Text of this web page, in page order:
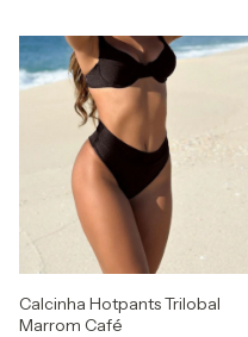
Calcinha Hotpants Trilobal
Marrom Café